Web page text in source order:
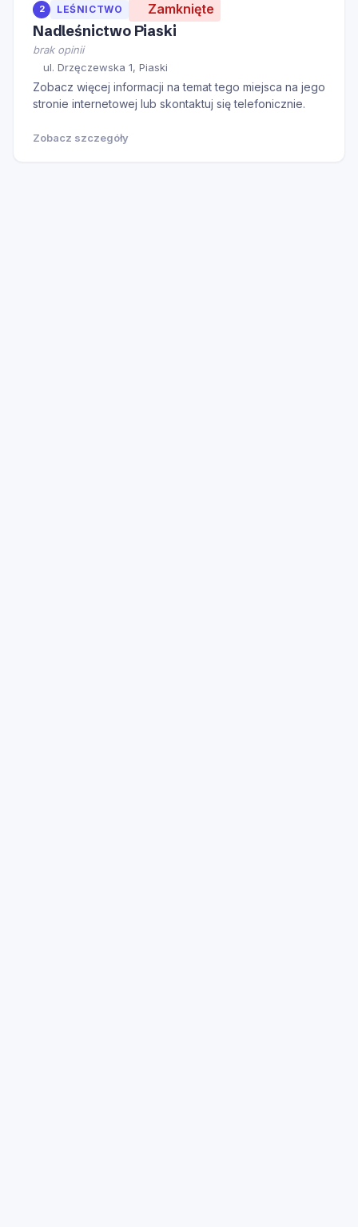
2 LEŚNICTWO Zamknięte
Nadleśnictwo Piaski
brak opinii
ul. Drzęczewska 1, Piaski
Zobacz więcej informacji na temat tego miejsca na jego
stronie internetowej lub skontaktuj się telefonicznie.
Zobacz szczegóły